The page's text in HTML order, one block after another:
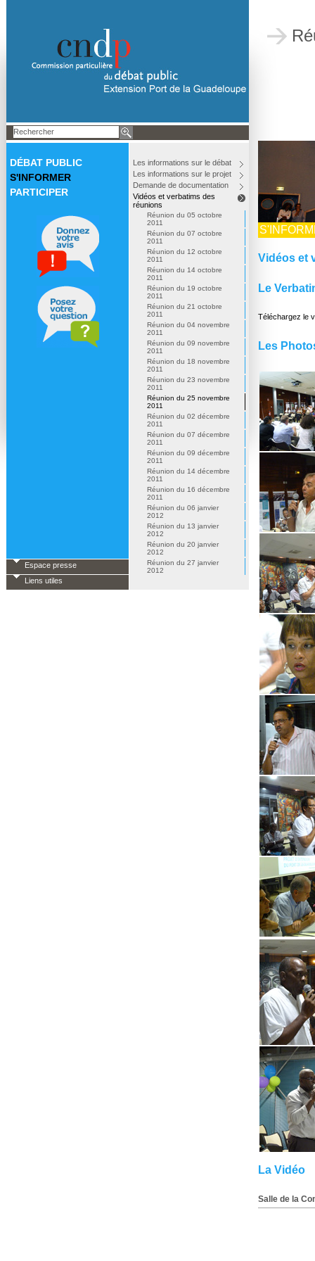
DÉBAT PUBLIC
S'INFORMER
PARTICIPER
Espace presse
Liens utiles
Les informations sur le débat
Les informations sur le projet
Demande de documentation
Vidéos et verbatims des
réunions
Réunion du 05 octobre
2011
Réunion du 07 octobre
2011
Réunion du 12 octobre
2011
Réunion du 14 octobre
2011
Réunion du 19 octobre
2011
Réunion du 21 octobre
2011
Réunion du 04 novembre
2011
Réunion du 09 novembre
2011
Réunion du 18 novembre
2011
Réunion du 23 novembre
2011
Réunion du 25 novembre
2011
Réunion du 02 décembre
2011
Réunion du 07 décembre
2011
Réunion du 09 décembre
2011
Réunion du 14 décembre
2011
Réunion du 16 décembre
2011
Réunion du 06 janvier
2012
Réunion du 13 janvier
2012
Réunion du 20 janvier
2012
Réunion du 27 janvier
2012
Vidéos et
Le
Téléchargez le
Les
La Vidéo
Salle de la